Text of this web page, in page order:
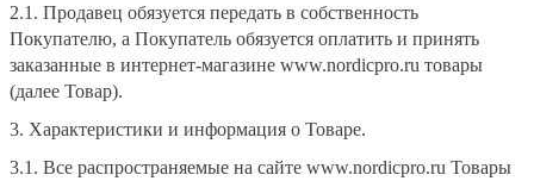
2.1. Продавец обязуется передать в собственность
Покупателю, а Покупатель обязуется оплатить и принять
заказанные в интернет-магазине www.nordicpro.ru товары
(далее Товар).
3. Характеристики и информация о Товаре.
3.1. Все распространяемые на сайте www.nordicpro.ru Товары